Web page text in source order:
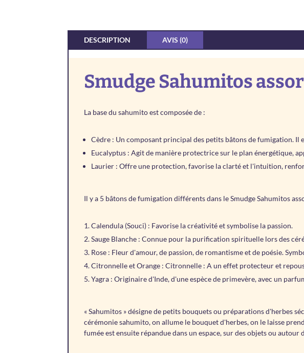
DESCRIPTION AVIS (0)
Smudge Sahumitos
La base du sahumito est composée de :
Cèdre : Un composant principal des petits bâtons de fumigation.
Eucalyptus : Agit de manière protectrice sur le plan énergétique,
Laurier : Offre une protection, favorise la clarté et l'intuition,
Il y a 5 bâtons de fumigation différents dans le Smudge Sahumitos
Calendula (Souci) : Favorise la créativité et symbolise la passion.
Sauge Blanche : Connue pour la purification spirituelle lors des
Rose : Fleur d'amour, de passion, de romantisme et de poésie.
Citronnelle et Orange : Citronnelle : A un effet protecteur et
Yagra : Originaire d'Inde, d'une espèce de primevère, avec un
« Sahumitos » désigne de petits bouquets ou préparations d'herbes
cérémonie sahumito, on allume le bouquet d'herbes, on le laisse
fumée est ensuite répandue dans un espace, sur des objets ou